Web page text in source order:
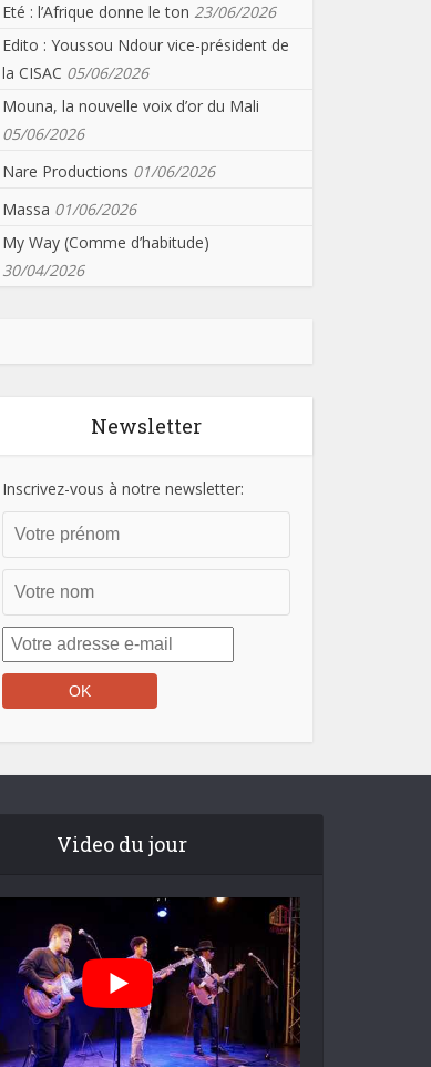
Eté : l’Afrique donne le ton 23/06/2026
Edito : Youssou Ndour vice-président de
la CISAC 05/06/2026
Mouna, la nouvelle voix d’or du Mali
05/06/2026
Nare Productions 01/06/2026
Massa 01/06/2026
My Way (Comme d’habitude)
30/04/2026
Newsletter
Inscrivez-vous à notre newsletter:
Video du jour